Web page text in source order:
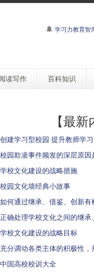
学习力教育智
读写作 百科知识
【最新
创建学习型校园 提升教师学
校园欺凌事件频发的深层原因
学校文化建设的战略措施
校园文化墙经典小故事
如何通过继承、借鉴、创新
正确处理学校文化之间的继
学校文化建设的战略目标
充分调动各类主体的积极性
中国高校校训大全